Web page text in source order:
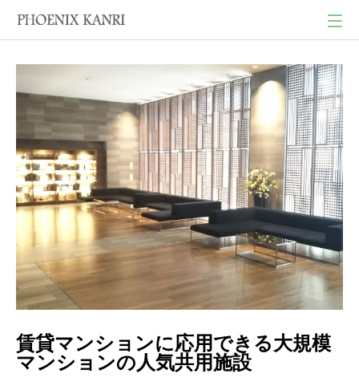
賃貸マンションに応用できる大規模
マンションの人気共用施設